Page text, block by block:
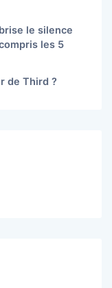
le silence
les 5
de Third ?